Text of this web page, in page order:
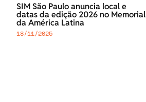
SIM São Paulo anuncia local e
datas da edição 2026 no Memorial
da América Latina
18/11/2025